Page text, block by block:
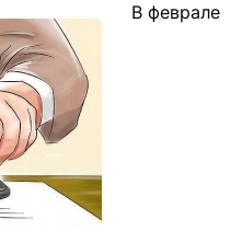
В феврале